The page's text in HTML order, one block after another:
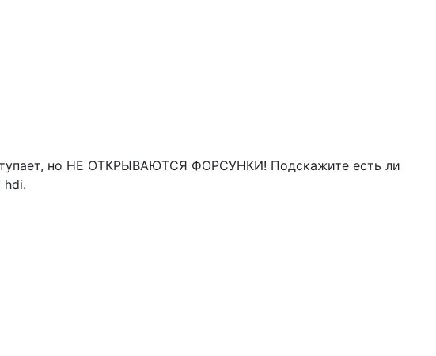
но НЕ ОТКРЫВАЮТСЯ ФОРСУНКИ! Подскажите есть ли
hdi.